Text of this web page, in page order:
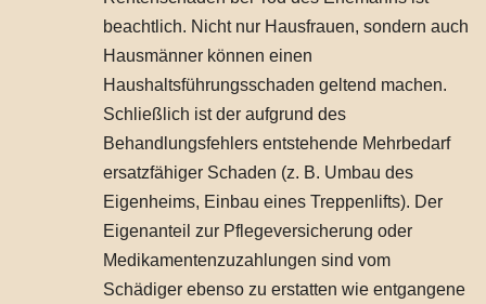
beachtlich. Nicht nur Hausfrauen, sondern auch
Hausmänner können einen
Haushaltsführungsschaden geltend machen.
Schließlich ist der aufgrund des
Behandlungsfehlers entstehende Mehrbedarf
ersatzfähiger Schaden (z. B. Umbau des
Eigenheims, Einbau eines Treppenlifts). Der
Eigenanteil zur Pflegeversicherung oder
Medikamentenzuzahlungen sind vom
Schädiger ebenso zu erstatten wie entgangene